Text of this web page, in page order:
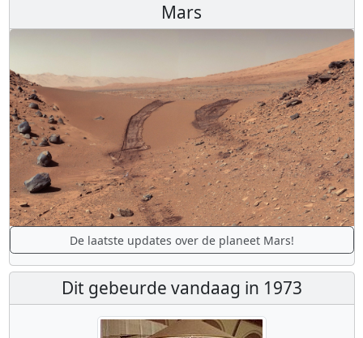
Mars
De laatste updates over de planeet Mars!
Dit gebeurde vandaag in 1973